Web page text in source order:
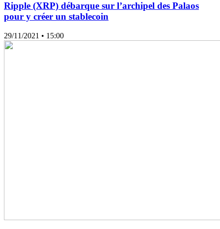
Ripple (XRP) débarque sur l’archipel des Palaos
pour y créer un stablecoin
29/11/2021 • 15:00